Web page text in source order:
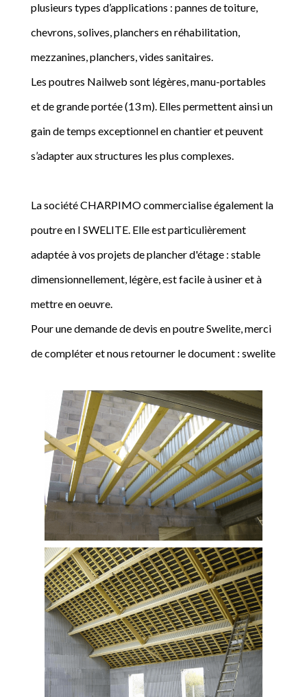
plusieurs types d’applications : pannes de toiture,
chevrons, solives, planchers en réhabilitation,
mezzanines, planchers, vides sanitaires.
Les poutres Nailweb sont légères, manu-portables
et de grande portée (13 m). Elles permettent ainsi un
gain de temps exceptionnel en chantier et peuvent
s’adapter aux structures les plus complexes.
La société CHARPIMO commercialise également la
poutre en I SWELITE. Elle est particulièrement
adaptée à vos projets de plancher d'étage : stable
dimensionnellement, légère, est facile à usiner et à
mettre en oeuvre.
Pour une demande de devis en poutre Swelite, merci
de compléter et nous retourner le document : swelite